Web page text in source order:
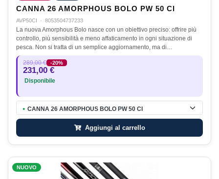
CANNA 26 AMORPHOUS BOLO PW 50 CI
AVP50CI · 8053504737233
La nuova Amorphous Bolo nasce con un obiettivo preciso: offrire più
controllo, più sensibilità e meno affaticamento in ogni situazione di
pesca. Non si tratta di un semplice aggiornamento, ma di…
289,00 € -20%
231,00 €
Disponibile
● CANNA 26 AMORPHOUS BOLO PW 50 CI
Aggiungi al carrello
NUOVO